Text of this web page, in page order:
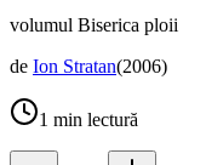
volumul Biserica ploii
de Ion Stratan(2006)
1 min lectură